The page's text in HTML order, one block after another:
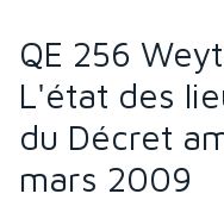
QE 256
L'état des
du Décret
mars 2009